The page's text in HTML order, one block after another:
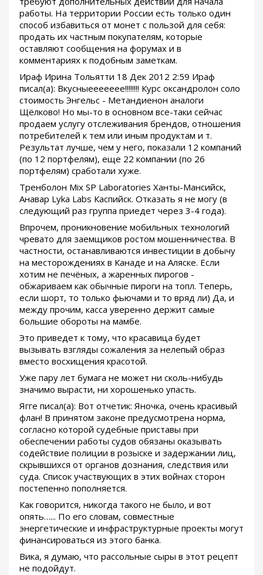
работы. На территории России есть только один
способ избавиться от монет с пользой для себя:
продать их частным покупателям, которые
оставляют сообщения на форумах и в
комментариях к подобным заметкам.
Ираф Ирина Тольятти 18 Дек 2012 2:59 Ираф
писал(а): Вкусныеееееее!!!!!!!! Курс оксандролон соло
стоимость Энгельс - Метандиенон аналоги
Щёлково! Но мы-то в основном все-таки сейчас
продаем услугу отслеживания брендов, отношения
потребителей к тем или иным продуктам и т.
Результат лучше, чем у него, показали 12 компаний
(по 12 портфелям), еще 22 компании (по 26
портфелям) сработали хуже.
Тренболон Mix SP Laboratories Ханты-Мансийск,
Анавар Lyka Labs Каспийск. Отказать я не могу (в
следующий раз группа приедет через 3-4 года).
Впрочем, проникновение мобильных технологий
чревато для заемщиков ростом мошенничества. В
частности, останавливаются инвестиции в добычу
на месторождениях в Канаде и на Аляске. Если
хотим не печёных, а жаренных пирогов -
обжариваем как обычные пироги на топл. Теперь,
если шорт, то только фьючами и то вряд ли) Да, и
между прочим, касса уверенно держит самые
большие обороты на мамбе.
Это приведет к тому, что красавица будет
вызывать взгляды сожаления за нелепый образ
вместо восхищения красотой.
Уже пару лет бумага не может ни сколь-нибудь
значимо вырасти, ни хорошенько упасть.
Ягге писал(а): Вот отчетик: Яночка, очень красивый
флан! В принятом законе предусмотрена норма,
согласно которой судебные приставы при
обеспечении работы судов обязаны оказывать
содействие полиции в розыске и задержании лиц,
скрывшихся от органов дознания, следствия или
суда. Список участвующих в этих войнах сторон
постепенно пополняется.
Как говорится, никогда такого не было, и вот
опять…... По его словам, совместные
энергетические и инфраструктурные проекты могут
финансироваться из этого банка.
Вика, я думаю, что рассольные сыры в этот рецепт
не подойдут.